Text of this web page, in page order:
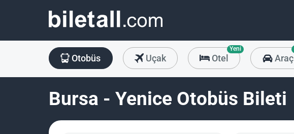
Otobüs Uçak Otel
Yeni
Araç
Bursa - Yenice Otobüs Bileti